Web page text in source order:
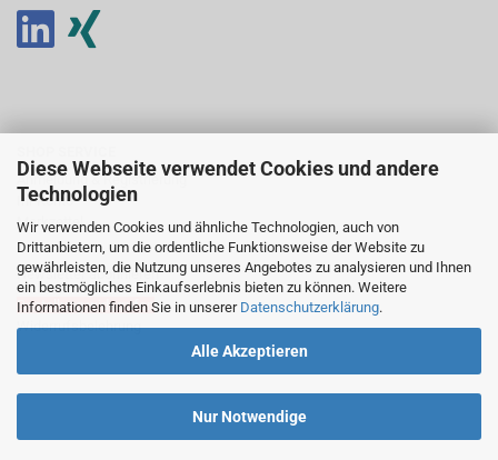
Diese Webseite verwendet Cookies und andere
Technologien
Wir verwenden Cookies und ähnliche Technologien, auch von
Drittanbietern, um die ordentliche Funktionsweise der Website zu
gewährleisten, die Nutzung unseres Angebotes zu analysieren und Ihnen
ein bestmögliches Einkaufserlebnis bieten zu können. Weitere
Informationen finden Sie in unserer Datenschutzerklärung.
Alle Akzeptieren
Nur Notwendige
Anmeldung & Registrierung
Ihr Konto
Merkzettel
Newsletter abonnieren
Bestellung widerrufen
Widerrufsbelehrung